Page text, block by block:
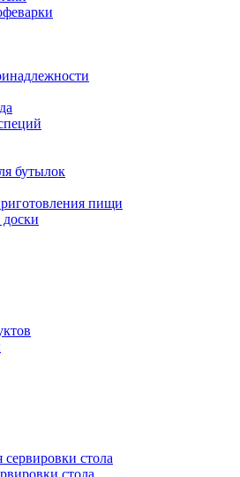
бутылок
пищи
стола
стола